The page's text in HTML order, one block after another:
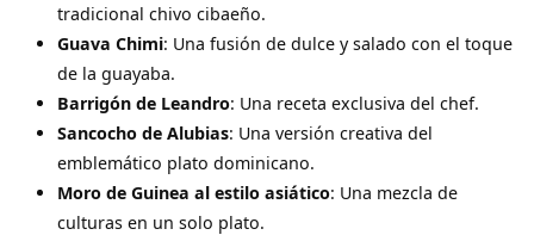
tradicional chivo cibaeño.
Guava Chimi: Una fusión de dulce y salado con el toque
de la guayaba.
Barrigón de Leandro: Una receta exclusiva del chef.
Sancocho de Alubias: Una versión creativa del
emblemático plato dominicano.
Moro de Guinea al estilo asiático: Una mezcla de
culturas en un solo plato.